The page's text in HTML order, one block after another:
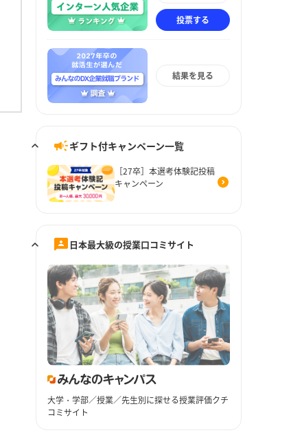
投票する
結果を見る
ギフト付キャンペーン一覧
［27卒］本選考体験記投稿
キャンペーン
日本最大級の授業口コミサイト
大学・学部／授業／先生別に探せる授業評価クチ
コミサイト